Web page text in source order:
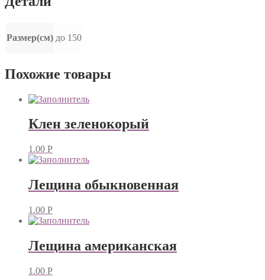
Размер(см) до 150
Похожие товары
Клен зеленокорый
1.00 Р
Лещина обыкновенная
1.00 Р
Лещина американская
1.00 Р